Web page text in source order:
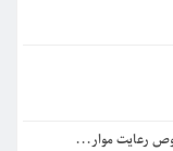
رعایت موار...